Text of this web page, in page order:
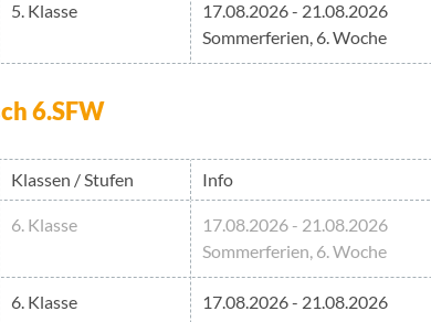
5. Klasse
17.08.2026 - 21.08.2026
Sommerferien, 6. Woche
6.SFW
Klassen / Stufen Info
6. Klasse
17.08.2026 - 21.08.2026
Sommerferien, 6. Woche
6. Klasse
17.08.2026 - 21.08.2026